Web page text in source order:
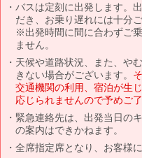
バスは定刻に出発します。
だき、お乗り遅れには十分
※出発時間に間に合わずご
ません。
天候や道路状況、また、や
きない場合がございます。
交通機関の利用、宿泊が生
応じられませんので予めご
緊急連絡先は、出発当日の
の案内はできかねます。
全席指定席となり、お客様